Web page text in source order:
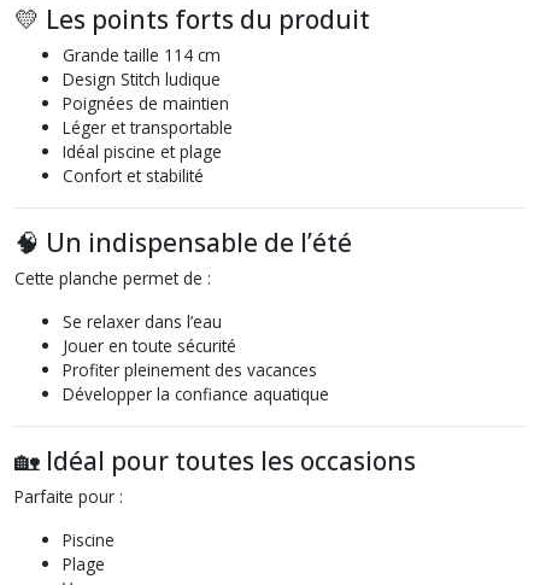
💛 Les points forts du produit
Grande taille 114 cm
Design Stitch ludique
Poignées de maintien
Léger et transportable
Idéal piscine et plage
Confort et stabilité
🧠 Un indispensable de l’été
Cette planche permet de :
Se relaxer dans l’eau
Jouer en toute sécurité
Profiter pleinement des vacances
Développer la confiance aquatique
🏡 Idéal pour toutes les occasions
Parfaite pour :
Piscine
Plage